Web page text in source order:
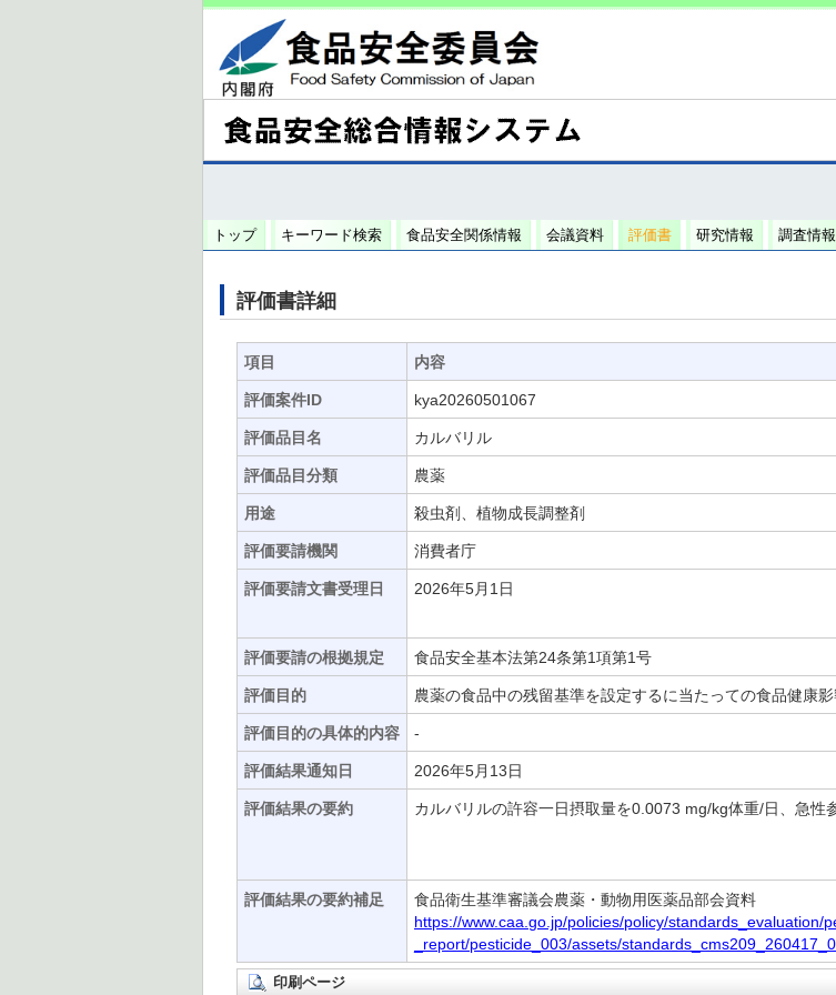
トップ キーワード検索 食品安全関係情報 会議資料 評価書 研究情報 調査情報
評価書詳細
項目 内容
評価案件ID kya20260501067
評価品目名 カルバリル
評価品目分類 農薬
用途 殺虫剤、植物成長調整剤
評価要請機関 消費者庁
評価要請文書受理日
2026年5月1日
評価要請の根拠規定 食品安全基本法第24条第1項第1号
評価目的 農薬の食品中の残留基準を設定するに当たっての食品健康
評価目的の具体的内容 -
評価結果通知日 2026年5月13日
評価結果の要約
カルバリルの許容一日摂取量を0.0073 mg/kg体重/日、急性
評価結果の要約補足
食品衛生基準審議会農薬・動物用医薬品部会資料
https://www.caa.go.jp/policies/policy/standards_evaluation/
_report/pesticide_003/assets/
印刷ページ